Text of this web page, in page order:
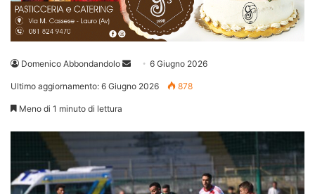
Domenico Abbondandolo
Invia 6 Giugno 2026
Ultimo aggiornamento: 6 Giugno 2026 878
Meno di 1 minuto di lettura